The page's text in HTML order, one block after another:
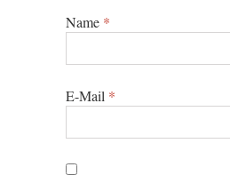
Name *
E-Mail *